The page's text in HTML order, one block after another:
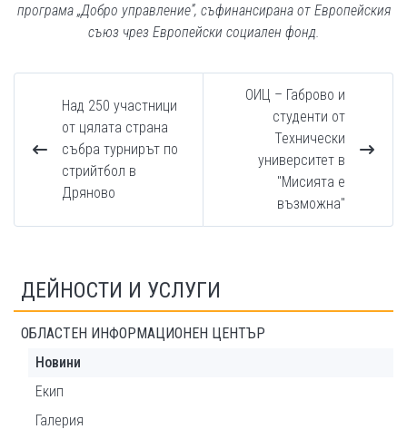
програма „Добро управление”, съфинансирана от Европейския
съюз чрез Европейски социален фонд.
Над 250 участници
от цялата страна
събра турнирът по
стрийтбол в
Дряново
ОИЦ – Габрово и
студенти от
Технически
университет в
"Мисията е
възможна"
ДЕЙНОСТИ И УСЛУГИ
ОБЛАСТЕН ИНФОРМАЦИОНЕН ЦЕНТЪР
Новини
Екип
Галерия